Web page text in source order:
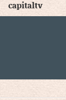
capitaltv